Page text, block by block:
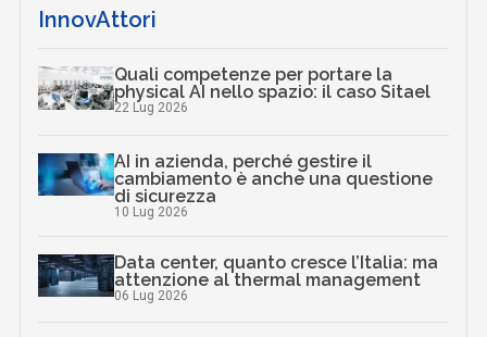
InnovAttori
Quali competenze per portare la
physical AI nello spazio: il caso Sitael
22 Lug 2026
AI in azienda, perché gestire il
cambiamento è anche una questione
di sicurezza
10 Lug 2026
Data center, quanto cresce l’Italia: ma
attenzione al thermal management
06 Lug 2026